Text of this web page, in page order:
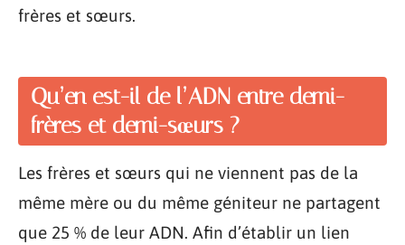
frères et sœurs.
Qu’en est-il de l’ADN entre demi-
frères et demi-sœurs ?
Les frères et sœurs qui ne viennent pas de la
même mère ou du même géniteur ne partagent
que 25 % de leur ADN. Afin d’établir un lien